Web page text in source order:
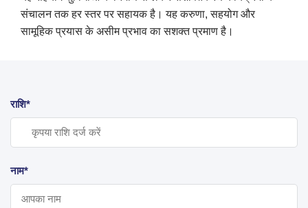
संचालन तक हर स्तर पर सहायक है। यह करुणा, सहयोग और
सामूहिक प्रयास के असीम प्रभाव का सशक्त प्रमाण है।
राशि*
नाम*